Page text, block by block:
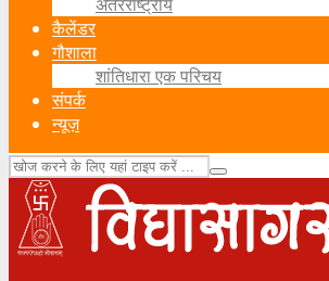
कैलेंडर
गौशाला
शांतिधारा एक परिचय
संपर्क
न्यूज़